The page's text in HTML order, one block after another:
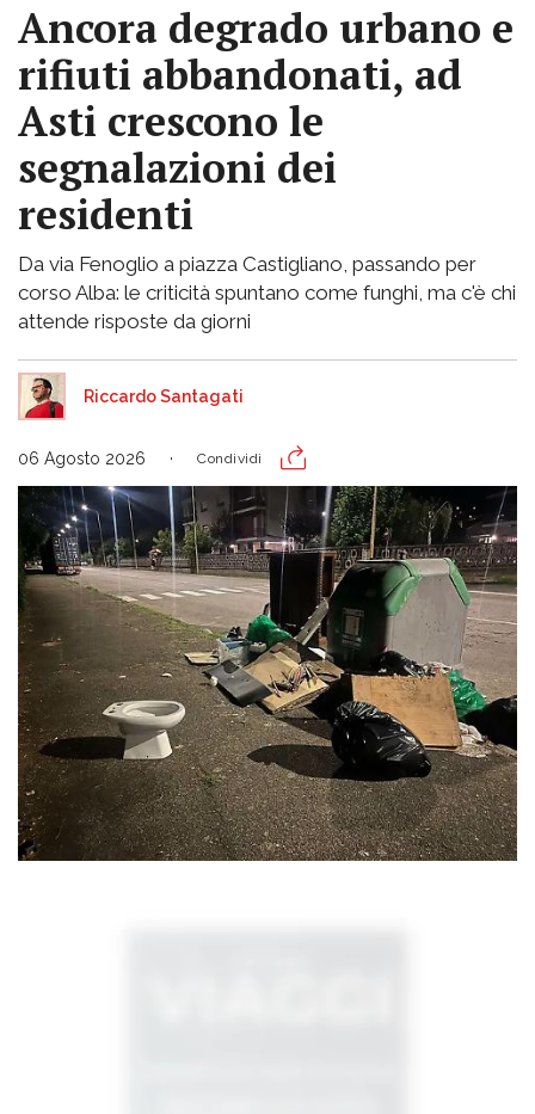
Ancora degrado urbano e
rifiuti abbandonati, ad
Asti crescono le
segnalazioni dei
residenti
Da via Fenoglio a piazza Castigliano, passando per
corso Alba: le criticità spuntano come funghi, ma c'è chi
attende risposte da giorni
Riccardo Santagati
06 Agosto 2026 Condividi